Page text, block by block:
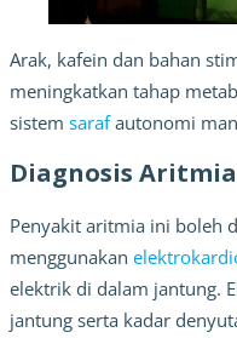
Arak, kafein dan bahan
meningkatkan tahap
sistem saraf autonomi
Diagnosis Aritmia
Penyakit aritmia ini boleh
menggunakan
elektrik di dalam jantung.
jantung serta kadar